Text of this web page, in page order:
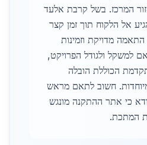
המרכז. בשל קרבת אלעד
אל הלקוח תוך זמן קצר
מדויקת וזמינות
למשקל ולגודל הפרויקט,
הכוללת הובלה
חשוב לתאם מראש
כי אתר ההתקנה מונגש
המתכת.